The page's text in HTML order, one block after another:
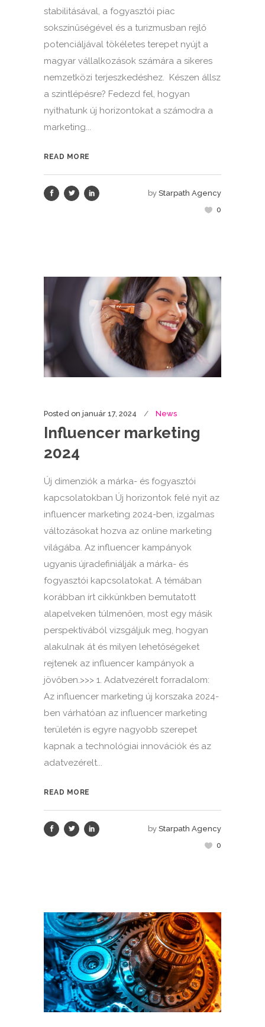
stabilitásával, a fogyasztói piac
sokszínűségével és a turizmusban rejlő
potenciáljával tökéletes terepet nyújt a
magyar vállalkozások számára a sikeres
nemzetközi terjeszkedéshez. Készen állsz
a szintlépésre? Fedezd fel, hogyan
nyithatunk új horizontokat a számodra a
marketing...
READ MORE
by Starpath Agency
0
Posted on január 17, 2024 News
Influencer marketing
2024
Új dimenziók a márka- és fogyasztói
kapcsolatokban Új horizontok felé nyit az
influencer marketing 2024-ben, izgalmas
változásokat hozva az online marketing
világába. Az influencer kampányok
ugyanis újradefiniálják a márka- és
fogyasztói kapcsolatokat. A témában
korábban írt cikkünkben bemutatott
alapelveken túlmenően, most egy másik
perspektívából vizsgáljuk meg, hogyan
alakulnak át és milyen lehetőségeket
rejtenek az influencer kampányok a
jövőben.>>> 1. Adatvezérelt forradalom:
Az influencer marketing új korszaka 2024-
ben várhatóan az influencer marketing
területén is egyre nagyobb szerepet
kapnak a technológiai innovációk és az
adatvezérelt...
READ MORE
by Starpath Agency
0